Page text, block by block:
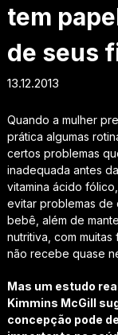
tem
de seus
13.12.2013
Quando a mulher
prática algumas
certos problemas
inadequada antes
vitamina ácido
evitar problemas de
bebê, além de
nutritiva, com
não recebe quase
Mas um estudo
Kimmins McGill
concepção pode